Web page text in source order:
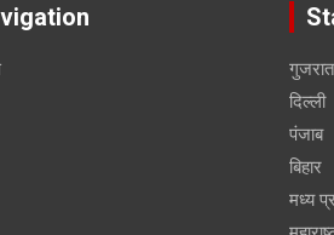
गुजरात
दिल्ली
पंजाब
बिहार
मध्य